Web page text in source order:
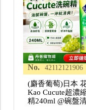
No. 42112121906
(麝香葡萄)日本
Kao Cucute超濃
精240ml @碗盤